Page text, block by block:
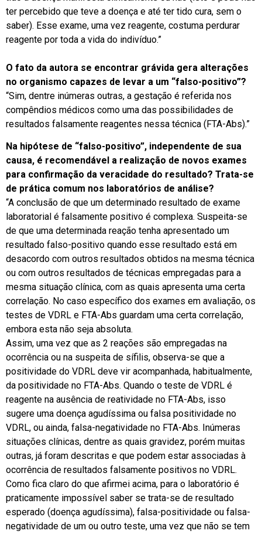
ter percebido que teve a doença e até ter tido cura, sem o
saber). Esse exame, uma vez reagente, costuma perdurar
reagente por toda a vida do indivíduo.”
O fato da autora se encontrar grávida gera alterações
no organismo capazes de levar a um “falso-positivo”?
“Sim, dentre inúmeras outras, a gestação é referida nos
compêndios médicos como uma das possibilidades de
resultados falsamente reagentes nessa técnica (FTA-Abs).”
Na hipótese de “falso-positivo”, independente de sua
causa, é recomendável a realização de novos exames
para confirmação da veracidade do resultado? Trata-se
de prática comum nos laboratórios de análise?
“A conclusão de que um determinado resultado de exame
laboratorial é falsamente positivo é complexa. Suspeita-se
de que uma determinada reação tenha apresentado um
resultado falso-positivo quando esse resultado está em
desacordo com outros resultados obtidos na mesma técnica
ou com outros resultados de técnicas empregadas para a
mesma situação clínica, com as quais apresenta uma certa
correlação. No caso específico dos exames em avaliação, os
testes de VDRL e FTA-Abs guardam uma certa correlação,
embora esta não seja absoluta.
Assim, uma vez que as 2 reações são empregadas na
ocorrência ou na suspeita de sífilis, observa-se que a
positividade do VDRL deve vir acompanhada, habitualmente,
da positividade no FTA-Abs. Quando o teste de VDRL é
reagente na ausência de reatividade no FTA-Abs, isso
sugere uma doença agudíssima ou falsa positividade no
VDRL, ou ainda, falsa-negatividade no FTA-Abs. Inúmeras
situações clínicas, dentre as quais gravidez, porém muitas
outras, já foram descritas e que podem estar associadas à
ocorrência de resultados falsamente positivos no VDRL.
Como fica claro do que afirmei acima, para o laboratório é
praticamente impossível saber se trata-se de resultado
esperado (doença agudíssima), falsa-positividade ou falsa-
negatividade de um ou outro teste, uma vez que não se tem